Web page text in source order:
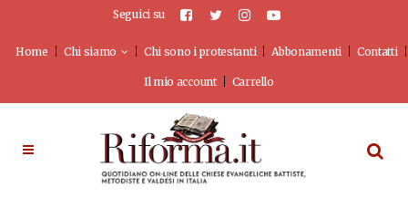
Seguici su
Home Chi siamo Chi sono i protestanti Abbonamenti Contatti
Il mio account Carrello